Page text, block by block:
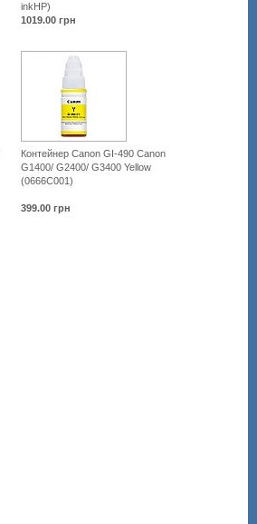
inkHP)
1019.00 грн
Контейнер Canon GI-490 Canon
G1400/ G2400/ G3400 Yellow
(0666C001)
399.00 грн